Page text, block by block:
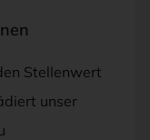
Stellenwert
unser